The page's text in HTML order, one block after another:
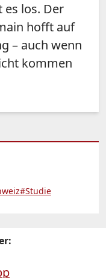
los. Der
hofft auf
– auch wenn
kommen
#Studie